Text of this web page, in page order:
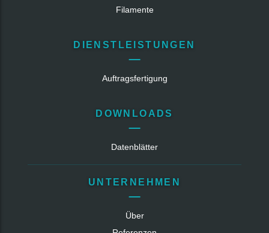
Filamente
DIENSTLEISTUNGEN
Auftragsfertigung
DOWNLOADS
Datenblätter
UNTERNEHMEN
Über